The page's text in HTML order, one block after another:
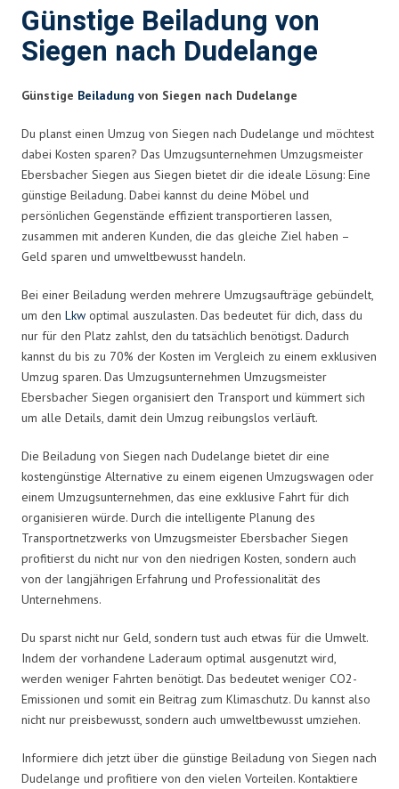
Günstige Beiladung von
Siegen nach Dudelange
Günstige Beiladung von Siegen nach Dudelange
Du planst einen Umzug von Siegen nach Dudelange und möchtest
dabei Kosten sparen? Das Umzugsunternehmen Umzugsmeister
Ebersbacher Siegen aus Siegen bietet dir die ideale Lösung: Eine
günstige Beiladung. Dabei kannst du deine Möbel und
persönlichen Gegenstände effizient transportieren lassen,
zusammen mit anderen Kunden, die das gleiche Ziel haben –
Geld sparen und umweltbewusst handeln.
Bei einer Beiladung werden mehrere Umzugsaufträge gebündelt,
um den Lkw optimal auszulasten. Das bedeutet für dich, dass du
nur für den Platz zahlst, den du tatsächlich benötigst. Dadurch
kannst du bis zu 70% der Kosten im Vergleich zu einem exklusiven
Umzug sparen. Das Umzugsunternehmen Umzugsmeister
Ebersbacher Siegen organisiert den Transport und kümmert sich
um alle Details, damit dein Umzug reibungslos verläuft.
Die Beiladung von Siegen nach Dudelange bietet dir eine
kostengünstige Alternative zu einem eigenen Umzugswagen oder
einem Umzugsunternehmen, das eine exklusive Fahrt für dich
organisieren würde. Durch die intelligente Planung des
Transportnetzwerks von Umzugsmeister Ebersbacher Siegen
profitierst du nicht nur von den niedrigen Kosten, sondern auch
von der langjährigen Erfahrung und Professionalität des
Unternehmens.
Du sparst nicht nur Geld, sondern tust auch etwas für die Umwelt.
Indem der vorhandene Laderaum optimal ausgenutzt wird,
werden weniger Fahrten benötigt. Das bedeutet weniger CO2-
Emissionen und somit ein Beitrag zum Klimaschutz. Du kannst also
nicht nur preisbewusst, sondern auch umweltbewusst umziehen.
Informiere dich jetzt über die günstige Beiladung von Siegen nach
Dudelange und profitiere von den vielen Vorteilen. Kontaktiere